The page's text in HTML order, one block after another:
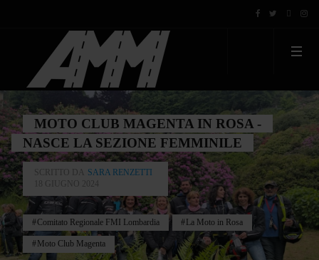
MOTO CLUB MAGENTA IN ROSA -
NASCE LA SEZIONE FEMMINILE
SCRITTO DA SARA RENZETTI
18 GIUGNO 2024
Comitato Regionale FMI Lombardia La Moto in Rosa
Moto Club Magenta